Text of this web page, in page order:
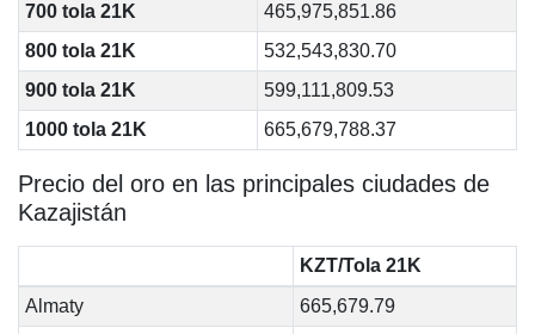
700 tola 21K
465,975,851.86
800 tola 21K
532,543,830.70
900 tola 21K
599,111,809.53
1000 tola 21K
665,679,788.37
Precio del oro en las principales ciudades de
Kazajistán
KZT/Tola 21K
Almaty
665,679.79